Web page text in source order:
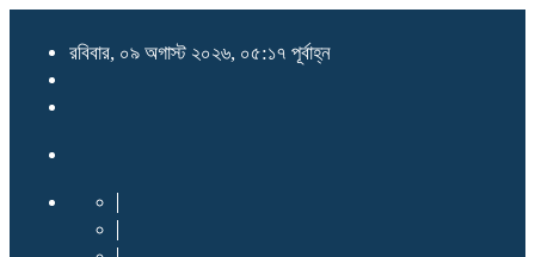
রবিবার, ০৯ অগাস্ট ২০২৬, ০৫:১৭ পূর্বাহ্ন